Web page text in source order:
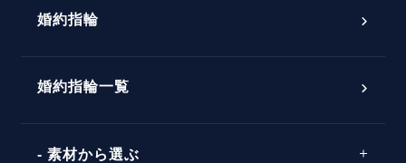
パーフェクトプロポーズリング
ダイヤモンドの品質とは？
婚約指輪
婚約指輪一覧
素材から選ぶ